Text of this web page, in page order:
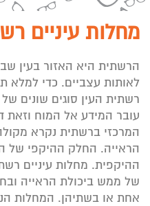
מחלות עיניים
הרשתית היא האזור בעין
לאותות עצביים. כדי למלא
רשתית העין סוגים שונים
עובר המידע אל המוח
המרכזי ברשתית נקרא
הראייה. החלק ההיקפי של
ההיקפית. מחלות עיניים
של ממש ביכולת הראייה
אחת או בשתיהן. המחלות